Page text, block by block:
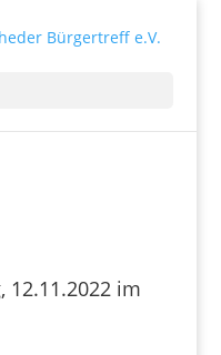
12.11.2022 im